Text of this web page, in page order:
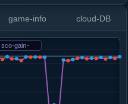
相一退三
车２进３
game-info cloud-DB
sco-gain-